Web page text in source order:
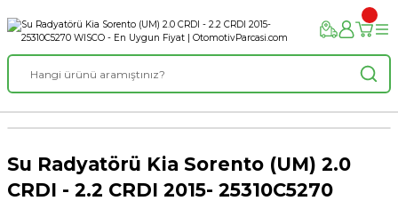
Su Radyatörü Kia Sorento (UM) 2.0
CRDI - 2.2 CRDI 2015- 25310C5270